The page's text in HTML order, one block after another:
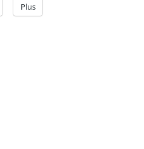
Plus